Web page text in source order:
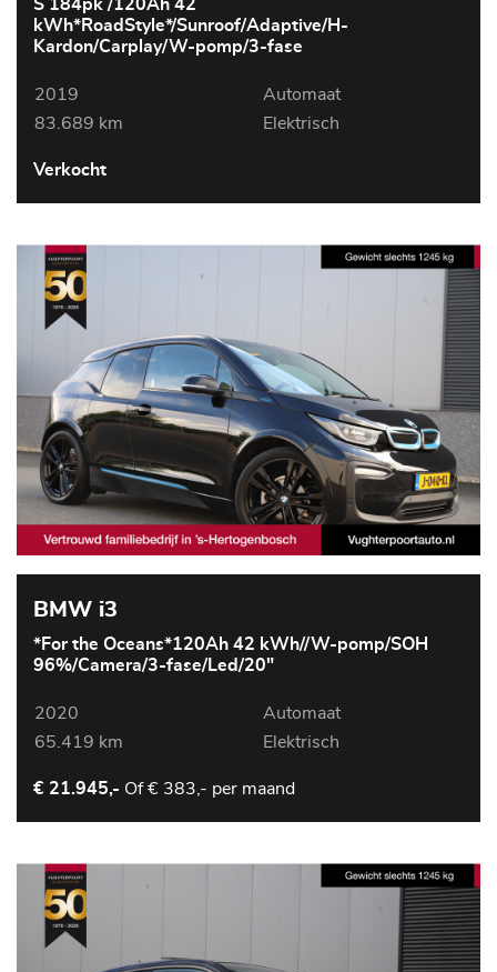
S 184pk /120Ah 42
kWh*RoadStyle*/Sunroof/Adaptive/H-
Kardon/Carplay/W-pomp/3-fase
2019
Automaat
83.689 km
Elektrisch
Verkocht
BMW i3
*For the Oceans*120Ah 42 kWh//W-pomp/SOH
96%/Camera/3-fase/Led/20"
2020
Automaat
65.419 km
Elektrisch
€ 21.945,- Of€ 383,- per maand